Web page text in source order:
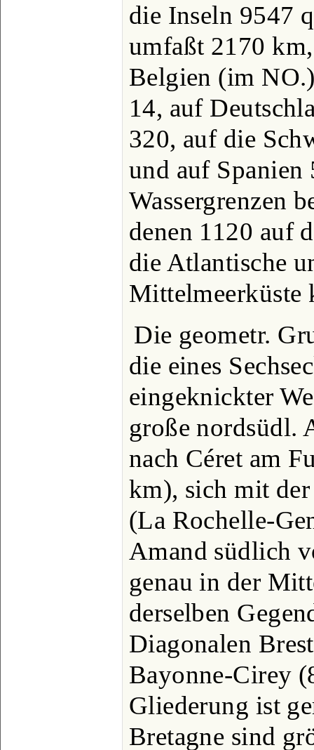
die Inseln 9547
umfaßt 2170
Belgien (im
14, auf
320, auf die
und auf
Wassergrenzen
denen 1120 auf
die Atlantische
Mittelmeerküste
Die geometr.
die eines
eingeknickter
große nordsüdl.
nach Céret am
km), sich mit
(La Rochelle-
Amand südlich
genau in der
derselben
Diagonalen
Bayonne-Cirey
Gliederung ist
Bretagne sind